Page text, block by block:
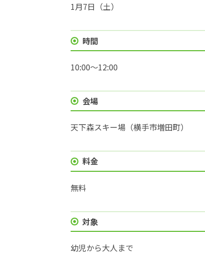
1月7日（土）
時間
10:00～12:00
会場
天下森スキー場（横手市増田町）
料金
無料
対象
幼児から大人まで